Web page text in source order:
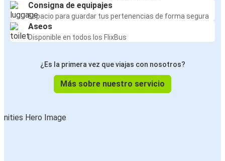
Consigna de equipajes
Espacio para guardar tus pertenencias de forma segura
Aseos
Disponible en todos los FlixBus
¿Es la primera vez que viajas con nosotros?
Más sobre nuestro servicio